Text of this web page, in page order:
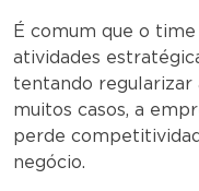
É comum que o
atividades
tentando regularizar
muitos casos, a
perde
negócio.